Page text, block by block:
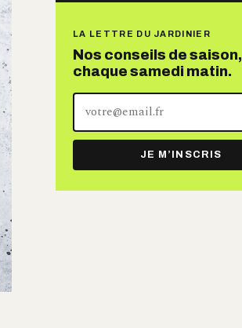
LA LETTRE DU JARDINIER
Nos conseils de saison,
chaque samedi matin.
adresse
mail
JE M’INSCRIS